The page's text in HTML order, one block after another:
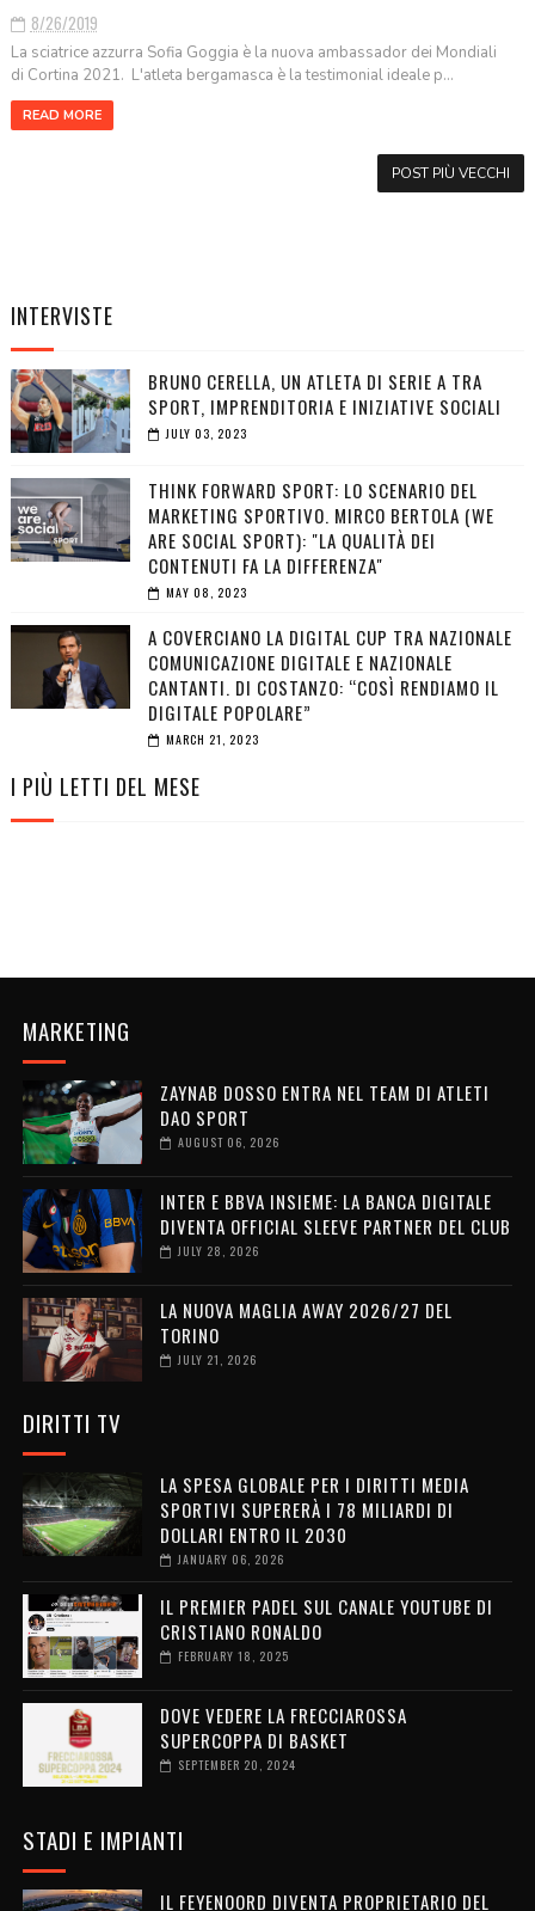
8/26/2019
La sciatrice azzurra Sofia Goggia è la nuova ambassador dei Mondiali
di Cortina 2021. L'atleta bergamasca è la testimonial ideale p...
READ MORE
POST PIÙ VECCHI
INTERVISTE
BRUNO CERELLA, UN ATLETA DI SERIE A TRA
SPORT, IMPRENDITORIA E INIZIATIVE SOCIALI
JULY 03, 2023
THINK FORWARD SPORT: LO SCENARIO DEL
MARKETING SPORTIVO. MIRCO BERTOLA (WE
ARE SOCIAL SPORT): "LA QUALITÀ DEI
CONTENUTI FA LA DIFFERENZA"
MAY 08, 2023
A COVERCIANO LA DIGITAL CUP TRA NAZIONALE
COMUNICAZIONE DIGITALE E NAZIONALE
CANTANTI. DI COSTANZO: “COSÌ RENDIAMO IL
DIGITALE POPOLARE”
MARCH 21, 2023
I PIÙ LETTI DEL MESE
MARKETING
ZAYNAB DOSSO ENTRA NEL TEAM DI ATLETI
DAO SPORT
AUGUST 06, 2026
INTER E BBVA INSIEME: LA BANCA DIGITALE
DIVENTA OFFICIAL SLEEVE PARTNER DEL CLUB
JULY 28, 2026
LA NUOVA MAGLIA AWAY 2026/27 DEL
TORINO
JULY 21, 2026
DIRITTI TV
LA SPESA GLOBALE PER I DIRITTI MEDIA
SPORTIVI SUPERERÀ I 78 MILIARDI DI
DOLLARI ENTRO IL 2030
JANUARY 06, 2026
IL PREMIER PADEL SUL CANALE YOUTUBE DI
CRISTIANO RONALDO
FEBRUARY 18, 2025
DOVE VEDERE LA FRECCIAROSSA
SUPERCOPPA DI BASKET
SEPTEMBER 20, 2024
STADI E IMPIANTI
IL FEYENOORD DIVENTA PROPRIETARIO DEL